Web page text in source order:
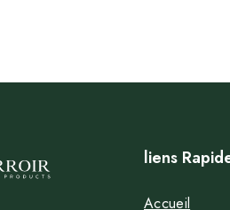
liens
Accueil